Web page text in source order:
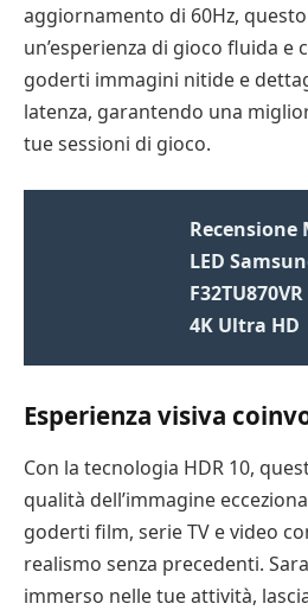
aggiornamento di 60Hz,
un’esperienza di gioco fluida e
goderti immagini nitide e
latenza, garantendo una
tue sessioni di gioco.
LED
4K Ultra HD
Esperienza visiva
Con la tecnologia HDR 10,
qualità dell’immagine
goderti film, serie TV e video
realismo senza precedenti.
immerso nelle tue attività,